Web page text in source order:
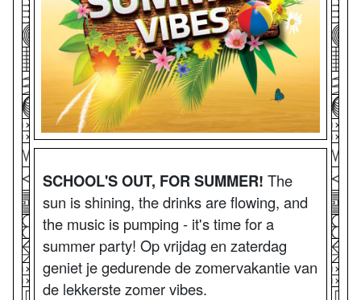
SCHOOL'S OUT, FOR SUMMER! The
sun is shining, the drinks are flowing, and
the music is pumping - it's time for a
summer party! Op vrijdag en zaterdag
geniet je gedurende de zomervakantie van
de lekkerste zomer vibes.